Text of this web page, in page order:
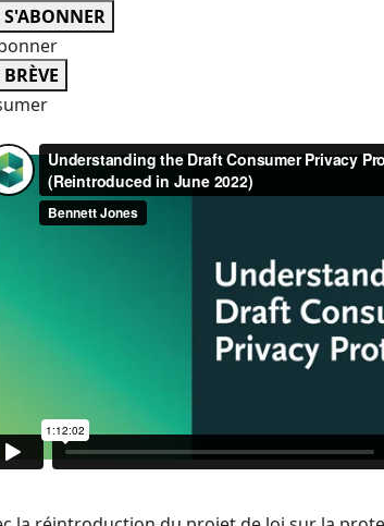
S'ABONNER
BRÈVE